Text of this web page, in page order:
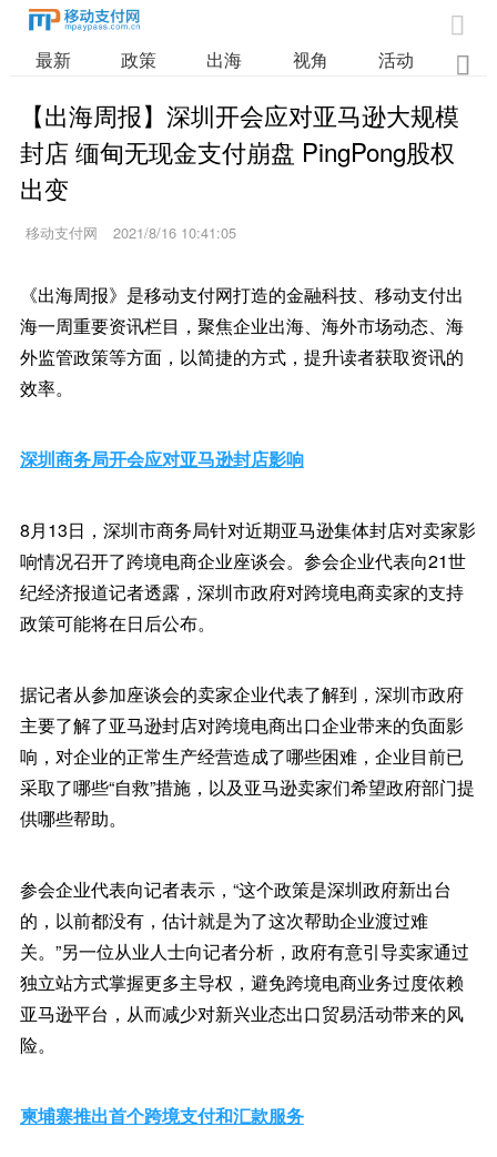

最新 政策 出海 视角 活动 业

【出海周报】深圳开会应对亚马逊大规模
封店 缅甸无现金支付崩盘 PingPong股权
出变
移动支付网 2021/8/16 10:41:05
《出海周报》是移动支付网打造的金融科技、移动支付出
海一周重要资讯栏目，聚焦企业出海、海外市场动态、海
外监管政策等方面，以简捷的方式，提升读者获取资讯的
效率。
深圳商务局开会应对亚马逊封店影响
8月13日，深圳市商务局针对近期亚马逊集体封店对卖家影
响情况召开了跨境电商企业座谈会。参会企业代表向21世
纪经济报道记者透露，深圳市政府对跨境电商卖家的支持
政策可能将在日后公布。
据记者从参加座谈会的卖家企业代表了解到，深圳市政府
主要了解了亚马逊封店对跨境电商出口企业带来的负面影
响，对企业的正常生产经营造成了哪些困难，企业目前已
采取了哪些“自救”措施，以及亚马逊卖家们希望政府部门提
供哪些帮助。
参会企业代表向记者表示，“这个政策是深圳政府新出台
的，以前都没有，估计就是为了这次帮助企业渡过难
关。”另一位从业人士向记者分析，政府有意引导卖家通过
独立站方式掌握更多主导权，避免跨境电商业务过度依赖
亚马逊平台，从而减少对新兴业态出口贸易活动带来的风
险。
柬埔寨推出首个跨境支付和汇款服务